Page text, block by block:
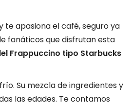
te apasiona el café, seguro ya
fanáticos que disfrutan esta
Frappuccino tipo Starbucks
Su mezcla de ingredientes y
las edades. Te contamos